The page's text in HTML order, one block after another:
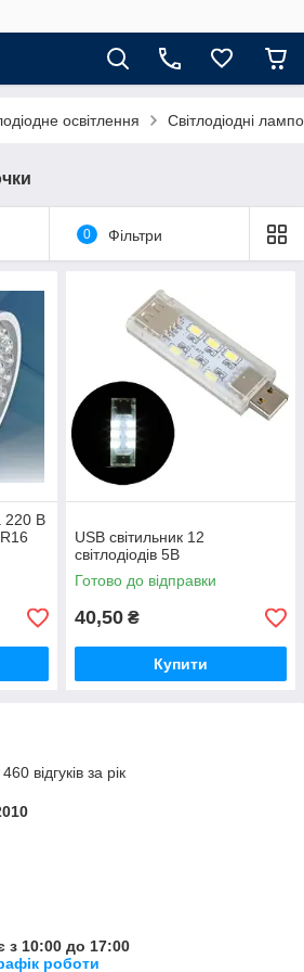
освітлення Світлодіодні
0 Фільтри
220 В
USB світильник 12
світлодіодів 5В
Готово до відправки
40,50 ₴
Купити
відгуків за рік
з 10:00 до 17:00
роботи